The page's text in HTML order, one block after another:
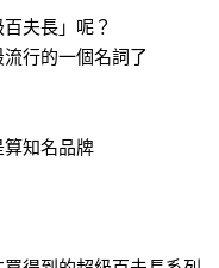
夫長」呢？
行的一個名詞了
算知名品牌